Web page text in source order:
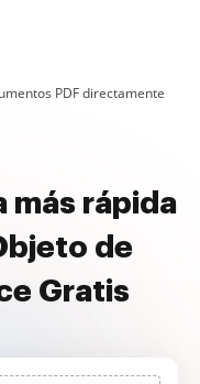
PDF directamente
más rápida
de
Gratis